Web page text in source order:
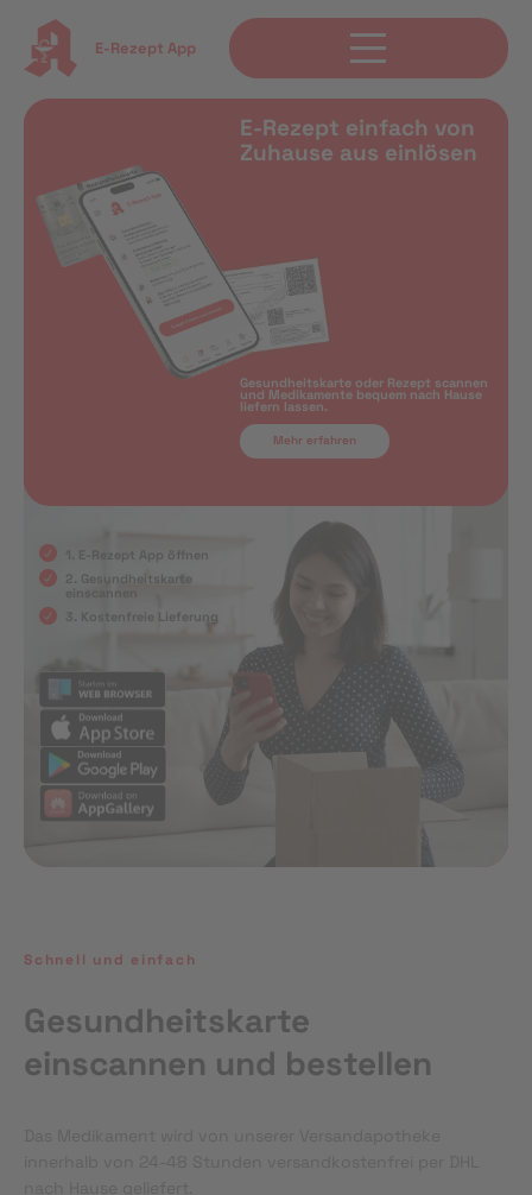
E-Rezept App
E-Rezept einfach von
Zuhause aus einlösen
Gesundheitskarte oder Rezept scannen
und Medikamente bequem nach Hause
liefern lassen.
Mehr erfahren
1. E-Rezept App öffnen
2. Gesundheitskarte
einscannen
3. Kostenfreie Lieferung
Schnell und einfach
Gesundheitskarte
einscannen und bestellen